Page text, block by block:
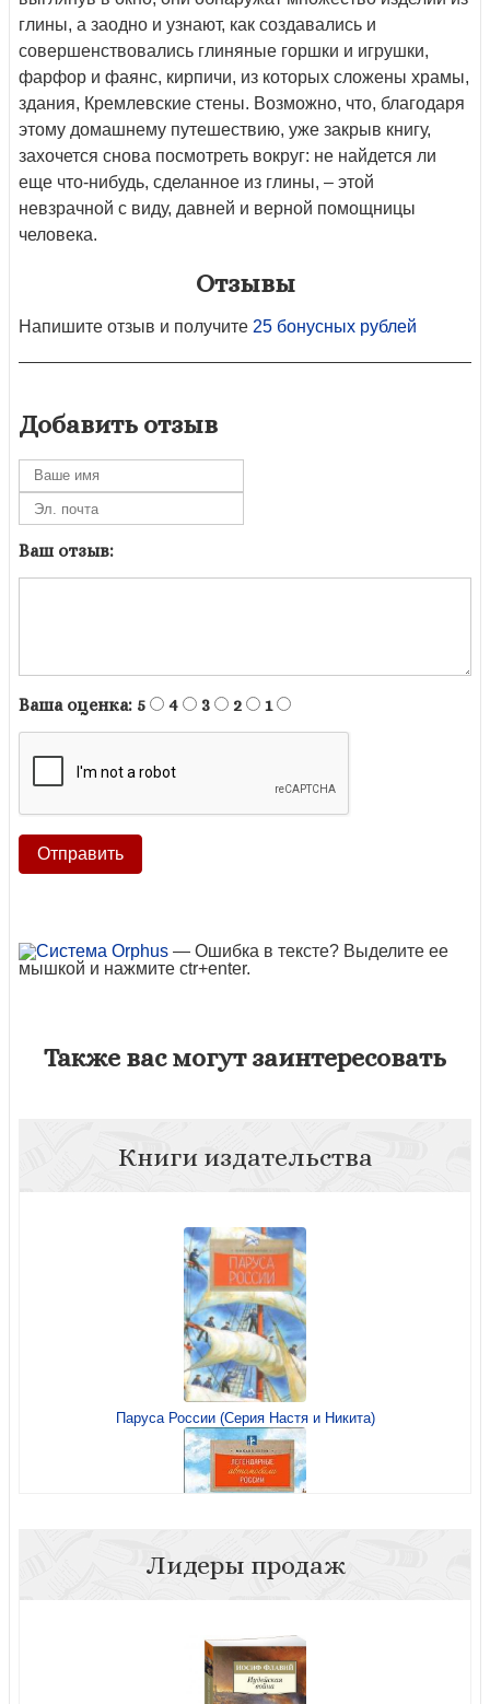
глины, а заодно и узнают, как создавались и
совершенствовались глиняные горшки и игрушки,
фарфор и фаянс, кирпичи, из которых сложены храмы,
здания, Кремлевские стены. Возможно, что, благодаря
этому домашнему путешествию, уже закрыв книгу,
захочется снова посмотреть вокруг: не найдется ли
еще что-нибудь, сделанное из глины, – этой
невзрачной с виду, давней и верной помощницы
человека.
Отзывы
Напишите отзыв и получите 25 бонусных рублей
Добавить отзыв
Ваш отзыв:
Ваша оценка: 5 4 3 2 1
— Ошибка в тексте? Выделите ее
мышкой и нажмите ctr+enter.
Также вас могут заинтересовать
Книги издательства
Паруса России (Серия Настя и Никита)
Лидеры продаж